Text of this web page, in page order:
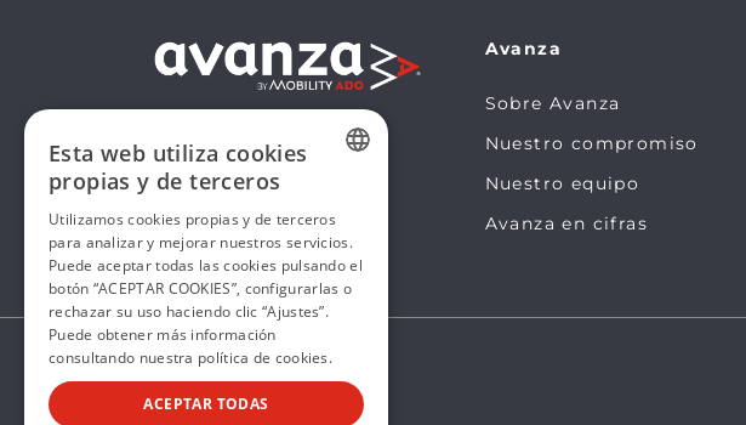
Avanza
Sobre Avanza
Nuestro compromiso
Nuestro equipo
Avanza en cifras
SPANISH
Esta web utiliza cookies
propias y de terceros
Utilizamos cookies propias y de terceros
para analizar y mejorar nuestros servicios.
Puede aceptar todas las cookies pulsando el
botón “ACEPTAR COOKIES”, configurarlas o
rechazar su uso haciendo clic “Ajustes”.
Puede obtener más información
consultando nuestra política de cookies.
ACEPTAR TODAS